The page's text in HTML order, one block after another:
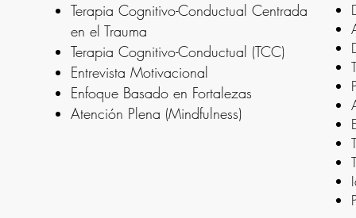
Terapia Cognitivo-Conductual Centrada
en el Trauma
Terapia Cognitivo-Conductual (TCC)
Entrevista Motivacional
Enfoque Basado en Fortalezas
Atención Plena (Mindfulness)